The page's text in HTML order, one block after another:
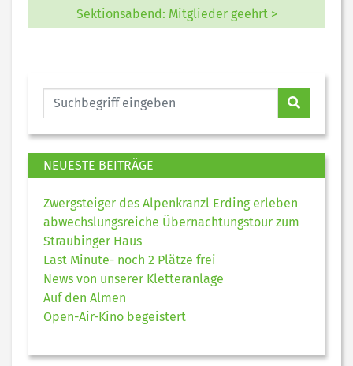
Sektionsabend: Mitglieder geehrt >
NEUESTE BEITRÄGE
Zwergsteiger des Alpenkranzl Erding erleben
abwechslungsreiche Übernachtungstour zum
Straubinger Haus
Last Minute- noch 2 Plätze frei
News von unserer Kletteranlage
Auf den Almen
Open-Air-Kino begeistert